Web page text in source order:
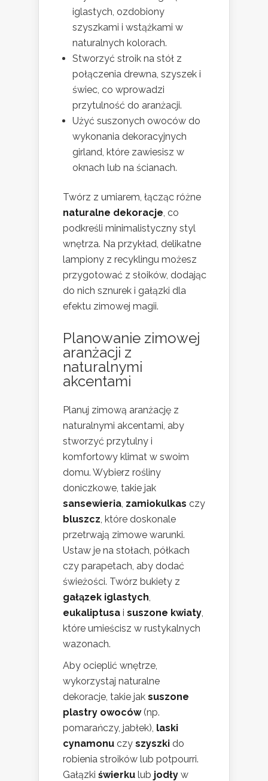
iglastych, ozdobiony
szyszkami i wstążkami w
naturalnych kolorach.
Stworzyć stroik na stół z
połączenia drewna, szyszek i
świec, co wprowadzi
przytulność do aranżacji.
Użyć suszonych owoców do
wykonania dekoracyjnych
girland, które zawiesisz w
oknach lub na ścianach.
Twórz z umiarem, łącząc różne
naturalne dekoracje, co
podkreśli minimalistyczny styl
wnętrza. Na przykład, delikatne
lampiony z recyklingu możesz
przygotować z słoików, dodając
do nich sznurek i gałązki dla
efektu zimowej magii.
Planowanie zimowej
aranżacji z
naturalnymi
akcentami
Planuj zimową aranżację z
naturalnymi akcentami, aby
stworzyć przytulny i
komfortowy klimat w swoim
domu. Wybierz rośliny
doniczkowe, takie jak
sansewieria, zamiokulkas czy
bluszcz, które doskonale
przetrwają zimowe warunki.
Ustaw je na stołach, półkach
czy parapetach, aby dodać
świeżości. Twórz bukiety z
gałązek iglastych,
eukaliptusa i suszone kwiaty,
które umieścisz w rustykalnych
wazonach.
Aby ocieplić wnętrze,
wykorzystaj naturalne
dekoracje, takie jak suszone
plastry owoców(np.
pomarańczy, jabłek), laski
cynamonu czy szyszki do
robienia stroików lub potpourri.
Gałązki świerku lub jodły w